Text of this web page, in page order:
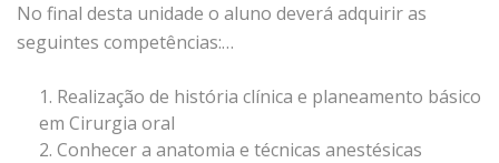
No final desta unidade o aluno deverá adquirir as
seguintes competências:
Realização de história clínica e planeamento básico
em Cirurgia oral
Conhecer a anatomia e técnicas anestésicas